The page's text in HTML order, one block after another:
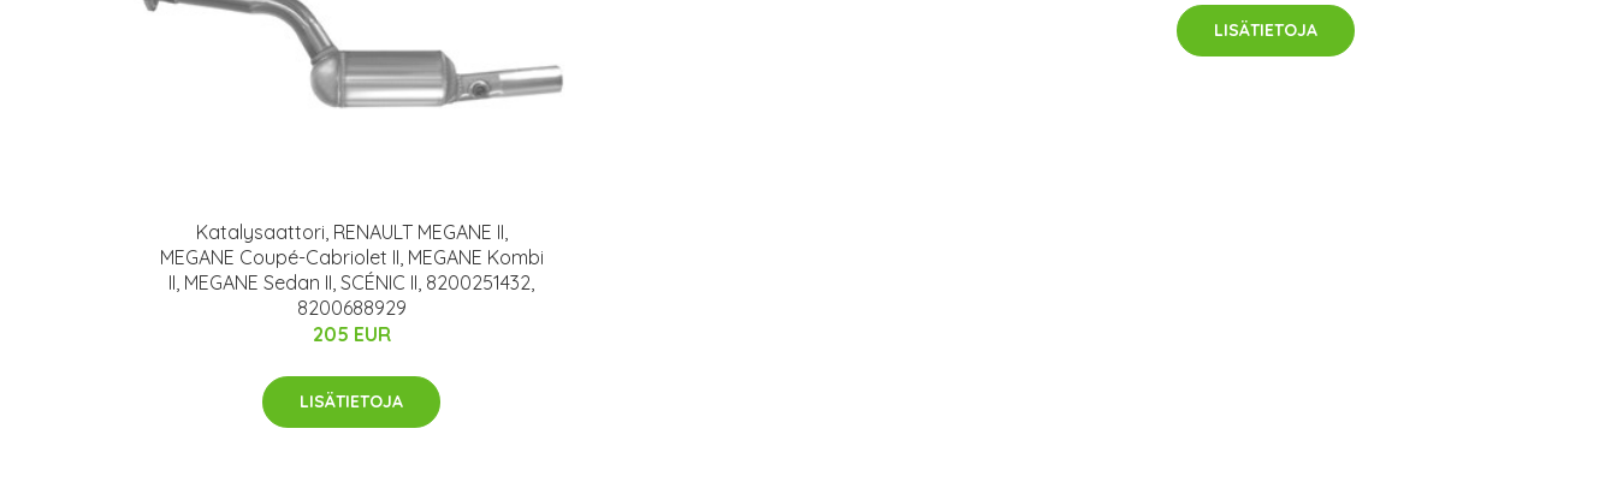
Katalysaattori, RENAULT MEGANE II,
MEGANE Coupé-Cabriolet II, MEGANE Kombi
II, MEGANE Sedan II, SCÉNIC II, 8200251432,
8200688929
205 EUR
LISÄTIETOJA
LISÄTIETOJA